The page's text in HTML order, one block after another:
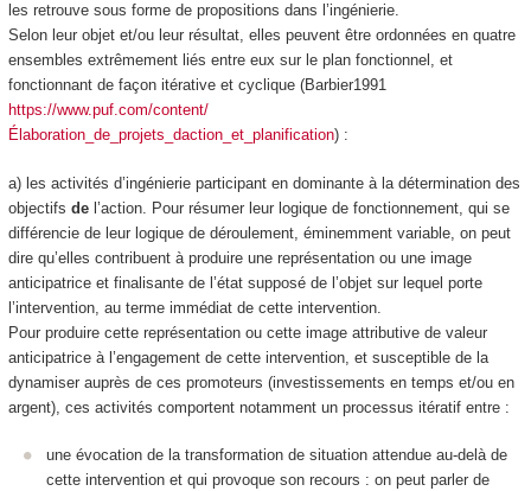
les retrouve sous forme de propositions dans l’ingénierie.
Selon leur objet et/ou leur résultat, elles peuvent être ordonnées en quatre
ensembles extrêmement liés entre eux sur le plan fonctionnel, et
fonctionnant de façon itérative et cyclique (Barbier1991
https://www.puf.com/content/
Élaboration_de_projets_daction_et_planification) :
a) les activités d’ingénierie participant en dominante à la détermination des
objectifs del’action. Pour résumer leur logique de fonctionnement, qui se
différencie de leur logique de déroulement, éminemment variable, on peut
dire qu’elles contribuent à produire une représentation ou une image
anticipatrice et finalisante de l’état supposé de l’objet sur lequel porte
l’intervention, au terme immédiat de cette intervention.
Pour produire cette représentation ou cette image attributive de valeur
anticipatrice à l’engagement de cette intervention, et susceptible de la
dynamiser auprès de ces promoteurs (investissements en temps et/ou en
argent), ces activités comportent notamment un processus itératif entre :
une évocation de la transformation de situation attendue au-delà de
cette intervention et qui provoque son recours : on peut parler de